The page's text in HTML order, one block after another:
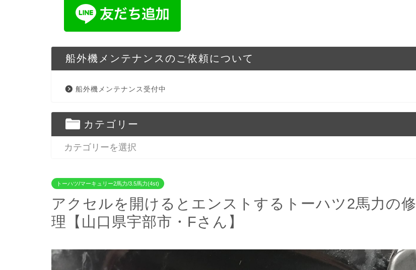
船外機メンテナンスのご依頼について
船外機メンテナンス受付中
カテゴリー
トーハツ/マーキュリー2馬力/3.5馬力(4st)
アクセルを開けるとエンストするトーハツ2馬力の修
理【山口県宇部市・Fさん】